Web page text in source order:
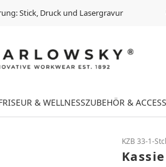
Stick, Druck und Lasergravur
& WELLNESSZUBEHÖR &
KZB 33-1-